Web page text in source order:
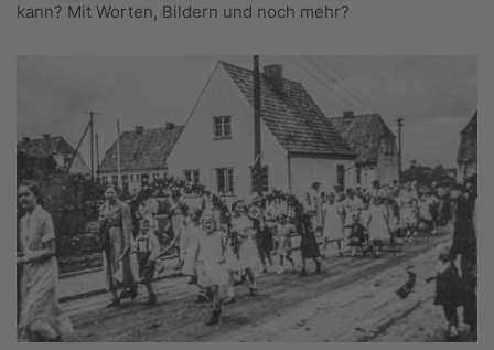
kann? Mit Worten, Bildern und noch mehr?